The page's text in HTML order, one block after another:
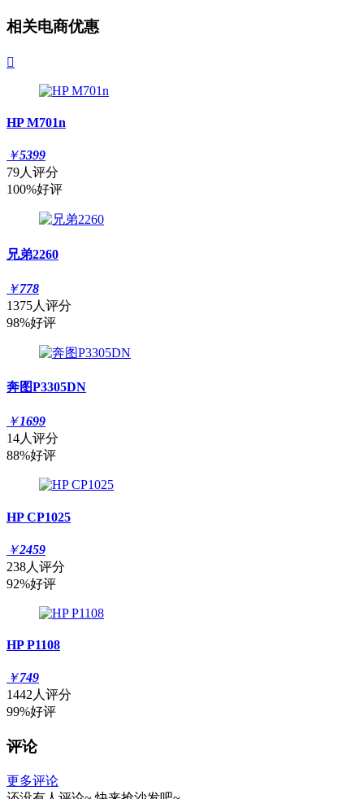
相关电商优惠

HP M701n
￥5399
79人评分
100%好评
兄弟2260
￥778
1375人评分
98%好评
奔图P3305DN
￥1699
14人评分
88%好评
HP CP1025
￥2459
238人评分
92%好评
HP P1108
￥749
1442人评分
99%好评
评论
更多评论